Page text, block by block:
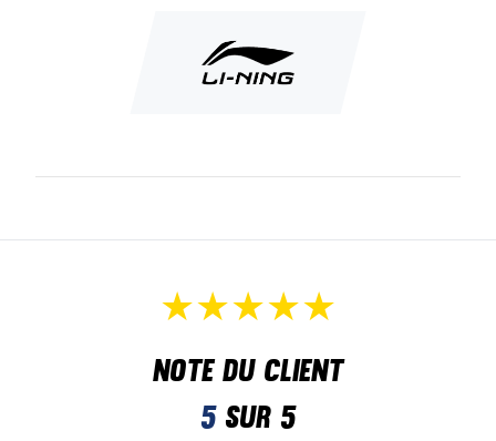
Note du client
5sur 5